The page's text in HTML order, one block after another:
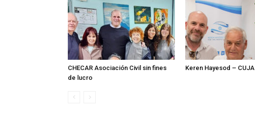
CHECAR Asociación Civil sin fines
de lucro
Keren Hayesod – CUJA